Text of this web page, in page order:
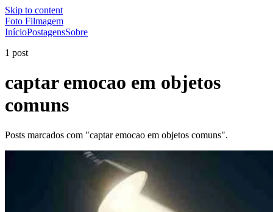
Skip to content
Foto Filmagem
InícioPostagensSobre
1 post
captar emocao em objetos
comuns
Posts marcados com "captar emocao em objetos comuns".